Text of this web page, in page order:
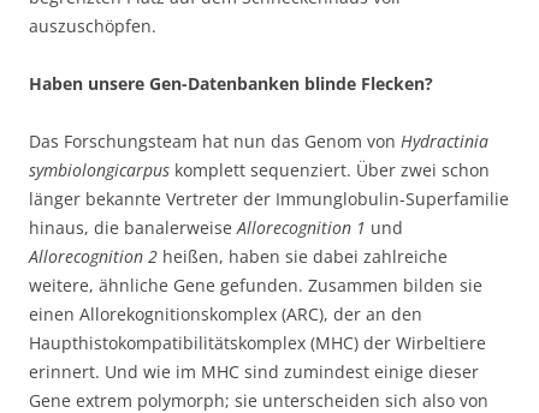
auszuschöpfen.
Haben unsere Gen-Datenbanken blinde Flecken?
Das Forschungsteam hat nun das Genom von Hydractinia
symbiolongicarpus komplett sequenziert. Über zwei schon
länger bekannte Vertreter der Immunglobulin-Superfamilie
hinaus, die banalerweise Allorecognition 1 und
Allorecognition 2 heißen, haben sie dabei zahlreiche
weitere, ähnliche Gene gefunden. Zusammen bilden sie
einen Allorekognitionskomplex (ARC), der an den
Haupthistokompatibilitätskomplex (MHC) der Wirbeltiere
erinnert. Und wie im MHC sind zumindest einige dieser
Gene extrem polymorph; sie unterscheiden sich also von